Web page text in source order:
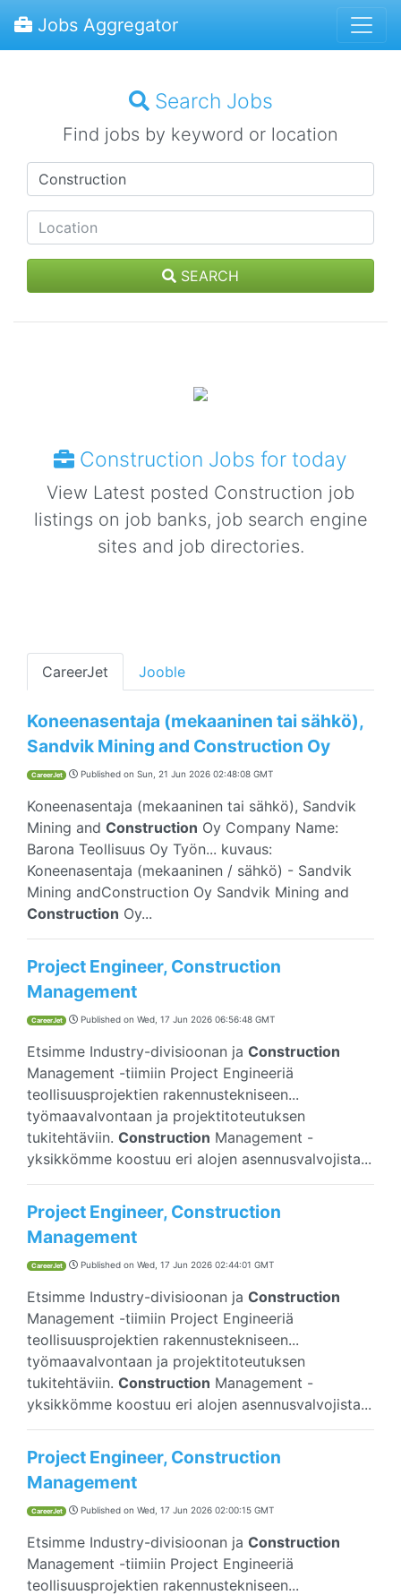
Jobs Aggregator
Search Jobs
Find jobs by keyword or location
SEARCH
Construction Jobs for today
View Latest posted Construction job
listings on job banks, job search engine
sites and job directories.
CareerJet Jooble
Koneenasentaja (mekaaninen tai sähkö),
Sandvik Mining and Construction Oy
CareerJet Published on Sun, 21 Jun 2026 02:48:08 GMT
Koneenasentaja (mekaaninen tai sähkö), Sandvik
Mining and Construction Oy Company Name:
Barona Teollisuus Oy Työn... kuvaus:
Koneenasentaja (mekaaninen / sähkö) - Sandvik
Mining andConstruction Oy Sandvik Mining and
Construction Oy...
Project Engineer, Construction
Management
CareerJet Published on Wed, 17 Jun 2026 06:56:48 GMT
Etsimme Industry-divisioonan ja Construction
Management -tiimiin Project Engineeriä
teollisuusprojektien rakennustekniseen...
työmaavalvontaan ja projektitoteutuksen
tukitehtäviin. Construction Management -
yksikkömme koostuu eri alojen asennusvalvojista...
Project Engineer, Construction
Management
CareerJet Published on Wed, 17 Jun 2026 02:44:01 GMT
Etsimme Industry-divisioonan ja Construction
Management -tiimiin Project Engineeriä
teollisuusprojektien rakennustekniseen...
työmaavalvontaan ja projektitoteutuksen
tukitehtäviin. Construction Management -
yksikkömme koostuu eri alojen asennusvalvojista...
Project Engineer, Construction
Management
CareerJet Published on Wed, 17 Jun 2026 02:00:15 GMT
Etsimme Industry-divisioonan ja Construction
Management -tiimiin Project Engineeriä
teollisuusprojektien rakennustekniseen...